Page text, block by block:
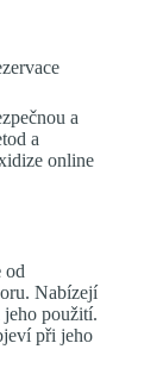
a
a
online
od
Nabízejí
jeho použití.
při jeho